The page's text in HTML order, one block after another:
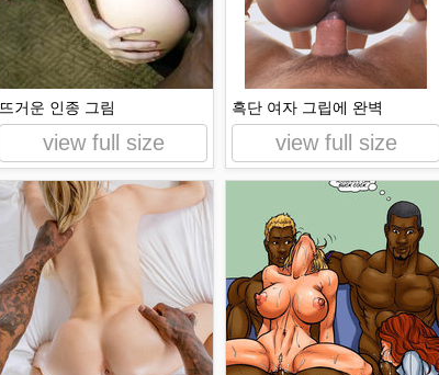
뜨거운 인종 그림
view full size
흑단 여자 그립에 완벽
view full size